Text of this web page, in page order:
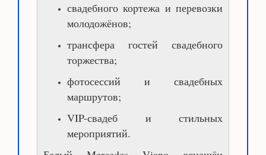
свадебного кортежа и перевозки
молодожёнов;
трансфера гостей свадебного
торжества;
фотосессий и свадебных
маршрутов;
VIP-свадеб и стильных
мероприятий.